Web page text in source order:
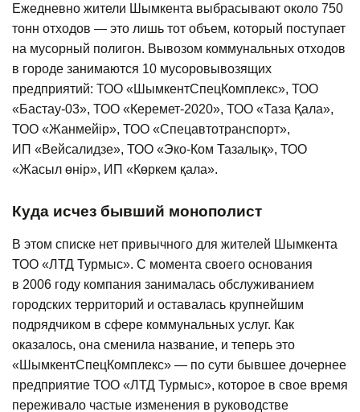
Ежедневно жители Шымкента выбрасывают около 750
тонн отходов — это лишь тот объем, который поступает
на мусорный полигон. Вывозом коммунальных отходов
в городе занимаются 10 мусоровывозящих
предприятий: ТОО «ШымкентСпецКомплекс», ТОО
«Бастау-03», ТОО «Керемет-2020», ТОО «Таза Қала»,
ТОО «Жанмейір», ТОО «Спецавтотранспорт»,
ИП «Вейсалидзе», ТОО «Эко-Ком Тазалық», ТОО
«Жасыл өнір», ИП «Көркем қала».
Куда исчез бывший монополист
В этом списке нет привычного для жителей Шымкента
ТОО «ЛТД Турмыс». С момента своего основания
в 2006 году компания занималась обслуживанием
городских территорий и оставалась крупнейшим
подрядчиком в сфере коммунальных услуг. Как
оказалось, она сменила название, и теперь это
«ШымкентСпецКомплекс» — по сути бывшее дочернее
предприятие ТОО «ЛТД Турмыс», которое в свое время
переживало частые изменения в руководстве